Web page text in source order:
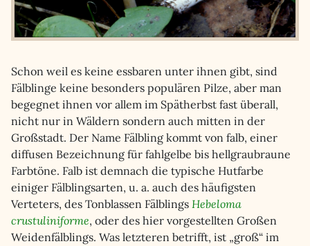
Schon weil es keine essbaren unter ihnen gibt, sind
Fälblinge keine besonders populären Pilze, aber man
begegnet ihnen vor allem im Spätherbst fast überall,
nicht nur in Wäldern sondern auch mitten in der
Großstadt. Der Name Fälbling kommt von falb, einer
diffusen Bezeichnung für fahlgelbe bis hellgraubraune
Farbtöne. Falb ist demnach die typische Hutfarbe
einiger Fälblingsarten, u. a. auch des häufigsten
Verteters, des Tonblassen Fälblings Hebeloma
crustuliniforme, oder des hier vorgestellten Großen
Weidenfälblings. Was letzteren betrifft, ist „groß“ im